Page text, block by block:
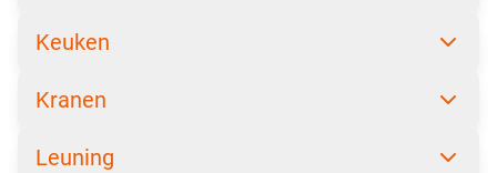
Keuken
Kranen
Leuning